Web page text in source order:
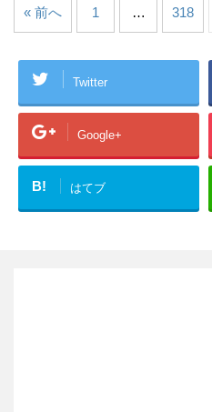
« 前へ 1 … 318
Twitter
Google+
B! はてブ